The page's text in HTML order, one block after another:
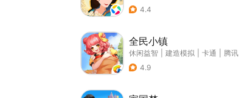
4.4
全民小镇
休闲益智 建造模拟 卡通
腾讯
4.9